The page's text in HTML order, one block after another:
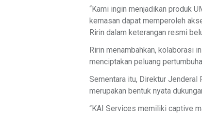
“Kami ingin menjadikan produk
kemasan dapat memperoleh
Ririn dalam keterangan resmi
Ririn menambahkan, kolaborasi
menciptakan peluang
Sementara itu, Direktur Jenderal
merupakan bentuk nyata
“KAI Services memiliki captive